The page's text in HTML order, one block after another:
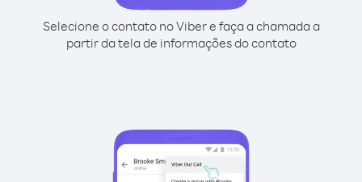
Selecione o contato no Viber e faça a chamada a
partir da tela de informações do contato